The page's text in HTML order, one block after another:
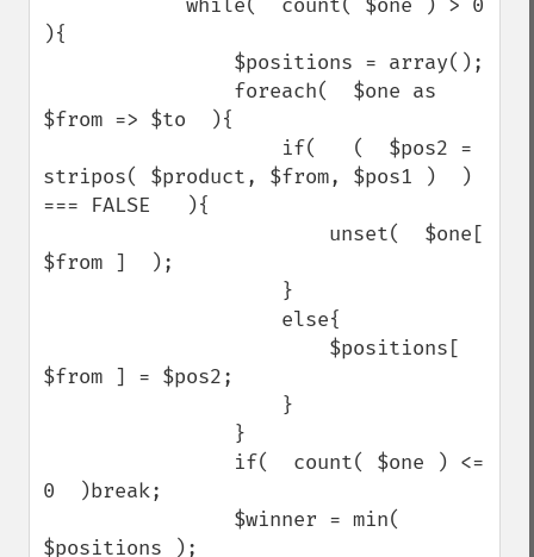
){
$from => $to  ){
stripos( $product, $from, $pos1 )  )
=== FALSE   ){
$from ]  );
$from ] = $pos2;
0  )break;
$positions );